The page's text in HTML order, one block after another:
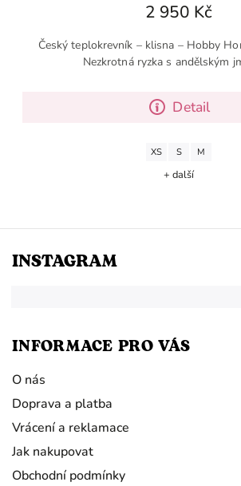
2 950 Kč
Detail
Český teplokrevník – klisna – Hobby
Nezkrotná ryzka s andělským
XS S M
+ další
INSTAGRAM
INFORMACE PRO VÁS
O nás
Doprava a platba
Vrácení a reklamace
Jak nakupovat
Obchodní podmínky